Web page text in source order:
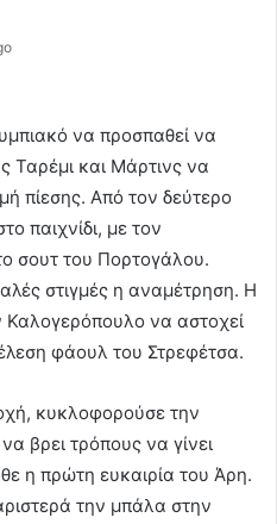
να προσπαθεί να
Ταρέμι και Μάρτινς να
πίεσης. Από τον δεύτερο
παιχνίδι, με τον
σουτ του Πορτογάλου.
στιγμές η αναμέτρηση. Η
Καλογερόπουλο να αστοχεί
φάουλ του Στρεφέτσα.
κυκλοφορούσε την
βρει τρόπους να γίνει
η πρώτη ευκαιρία του Άρη.
την μπάλα στην